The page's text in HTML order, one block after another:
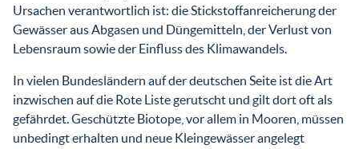
Ursachen verantwortlich ist: die Stickstoffanreicherung der
Gewässer aus Abgasen und Düngemitteln, der Verlust von
Lebensraum sowie der Einfluss des Klimawandels.
In vielen Bundesländern auf der deutschen Seite ist die Art
inzwischen auf die Rote Liste gerutscht und gilt dort oft als
gefährdet. Geschützte Biotope, vor allem in Mooren, müssen
unbedingt erhalten und neue Kleingewässer angelegt